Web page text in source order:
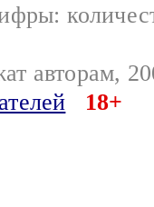
авторам,
18+